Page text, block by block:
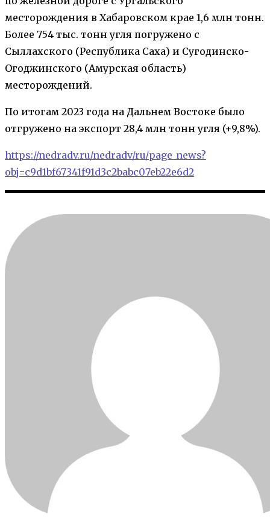
месторождения в Хабаровском крае 1,6 млн тонн.
Более 754 тыс. тонн угля погружено с
Сыллахского (Республика Саха) и Сугодинско-
Огоджинского (Амурская область)
месторождений.
По итогам 2023 года на Дальнем Востоке было
отгружено на экспорт 28,4 млн тонн угля (+9,8%).
https://nedradv.ru/nedradv/ru/page_news?
obj=c9d1bf67341f91d3c2babc07eb22e6d2